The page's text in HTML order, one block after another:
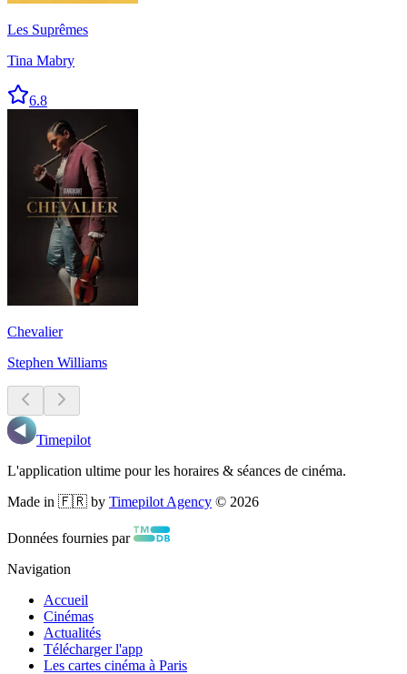
Les Suprêmes
Tina Mabry
6.8
Chevalier
Stephen Williams
Timepilot
L'application ultime pour les horaires & séances de cinéma.
Made in 🇫🇷 by Timepilot Agency © 2026
Données fournies par
Navigation
Accueil
Cinémas
Actualités
Télécharger l'app
Les cartes cinéma à Paris